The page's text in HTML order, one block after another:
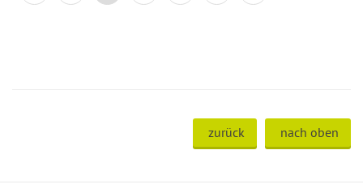
zurück nach oben